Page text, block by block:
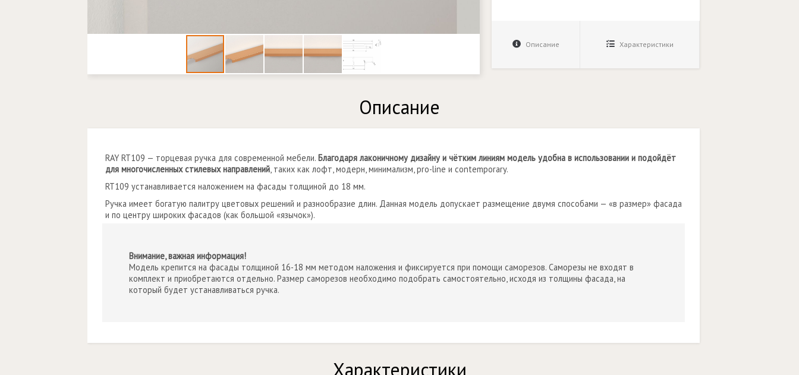
Описание Характеристики
Описание
RAY RT109 — торцевая ручка для современной мебели. Благодаря лаконичному дизайну и чётким линиям модель удобна в использовании и подойдёт
для многочисленных стилевых направлений, таких как лофт, модерн, минимализм, pro-line и contemporary.
RT109 устанавливается наложением на фасады толщиной до 18 мм.
Ручка имеет богатую палитру цветовых решений и разнообразие длин. Данная модель допускает размещение двумя способами — «в размер» фасада
и по центру широких фасадов (как большой «язычок»).
Внимание, важная информация!
Модель крепится на фасады толщиной 16-18 мм методом наложения и фиксируется при помощи саморезов. Саморезы не входят в
комплект и приобретаются отдельно. Размер саморезов необходимо подобрать самостоятельно, исходя из толщины фасада, на
который будет устанавливаться ручка.
Характеристики